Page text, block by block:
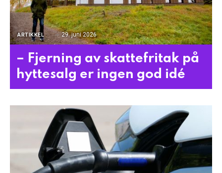
ARTIKKEL 29. juni 2026
– Fjerning av skattefritak på
hyttesalg er ingen god idé